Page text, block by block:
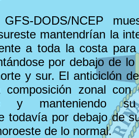
DODS/NCEP
mantendrían la
a toda la costa
por debajo de lo
y sur. El anticiclón
composición zonal con
y manteniendo su
todavía por debajo de
de lo normal.